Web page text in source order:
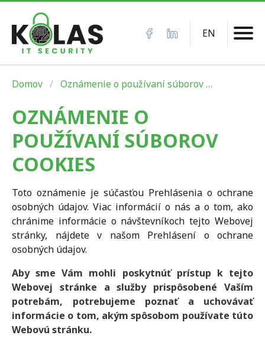
EN
Domov Oznámenie o používaní súborov …
OZNÁMENIE O
POUŽÍVANÍ SÚBOROV
COOKIES
Toto oznámenie je súčasťou Prehlásenia o ochrane
osobných údajov. Viac informácií o nás a o tom, ako
chránime informácie o návštevníkoch tejto Webovej
stránky, nájdete v našom Prehlásení o ochrane
osobných údajov.
Aby sme Vám mohli poskytnúť prístup k tejto
Webovej stránke a služby prispôsobené Vaším
potrebám, potrebujeme poznať a uchovávať
informácie o tom, akým spôsobom používate túto
Webovú stránku.